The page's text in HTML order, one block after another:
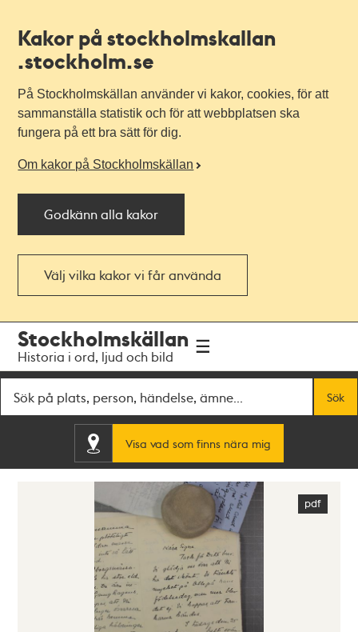
Kakor på stockholmskallan
.stockholm.se
På Stockholmskällan använder vi kakor, cookies, för att
sammanställa statistik och för att webbplatsen ska
fungera på ett bra sätt för dig.
Om kakor på Stockholmskällan
Godkänn alla kakor
Välj vilka kakor vi får använda
navigationen
huvudinnehållet
Stockholmskällan
Historia i ord, ljud och bild
Sök
Visa vad som finns nära mig